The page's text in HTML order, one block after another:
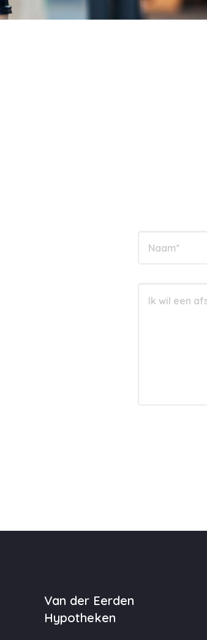
Van der Eerden
Hypotheken